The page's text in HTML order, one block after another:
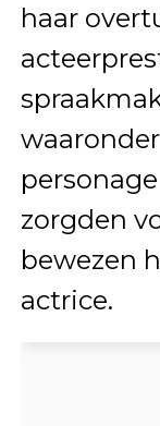
haar
zorgden
bewezen
actrice.